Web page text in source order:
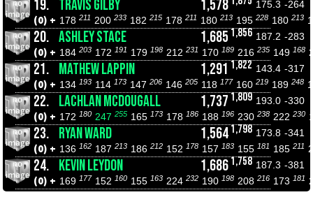
19. TRAVIS GILBY 1,578 175.3 -264
(0) + 178 211 200 233 182 215 178 211 180 213 195 228 180 213
20. ASHLEY STACE 1,685 1,856 187.2 -283
(0) + 184 203 172 191 179 198 212 231 170 189 216 235 149 168
21. MATHEW LAPPIN 1,291 1,822 143.4 -317
(0) + 134 193 114 173 147 206 146 205 118 177 160 219 189 248
22. LACHLAN MCDOUGALL 1,737 1,809 193.0 -330
(0) + 172 180 247 255 165 173 178 186 188 196 230 238 222 230
23. RYAN WARD 1,5641,798 173.8 -341
(0) + 136 162 187 213 186 212 152 178 157 183 155 181 185 211
24. KEVIN LEYDON 1,6861,758 187.3 -381
(0) + 169 177 152 160 155 163 224 232 190 198 208 216 173 181